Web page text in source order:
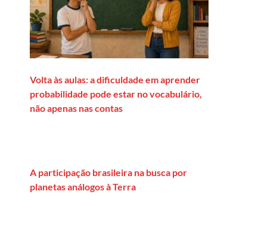
Volta às aulas: a dificuldade em aprender
probabilidade pode estar no vocabulário,
não apenas nas contas
A participação brasileira na busca por
planetas análogos à Terra